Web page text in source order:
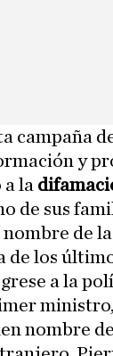
campaña
y
la
de sus
nombre de
de los
a la
nombre